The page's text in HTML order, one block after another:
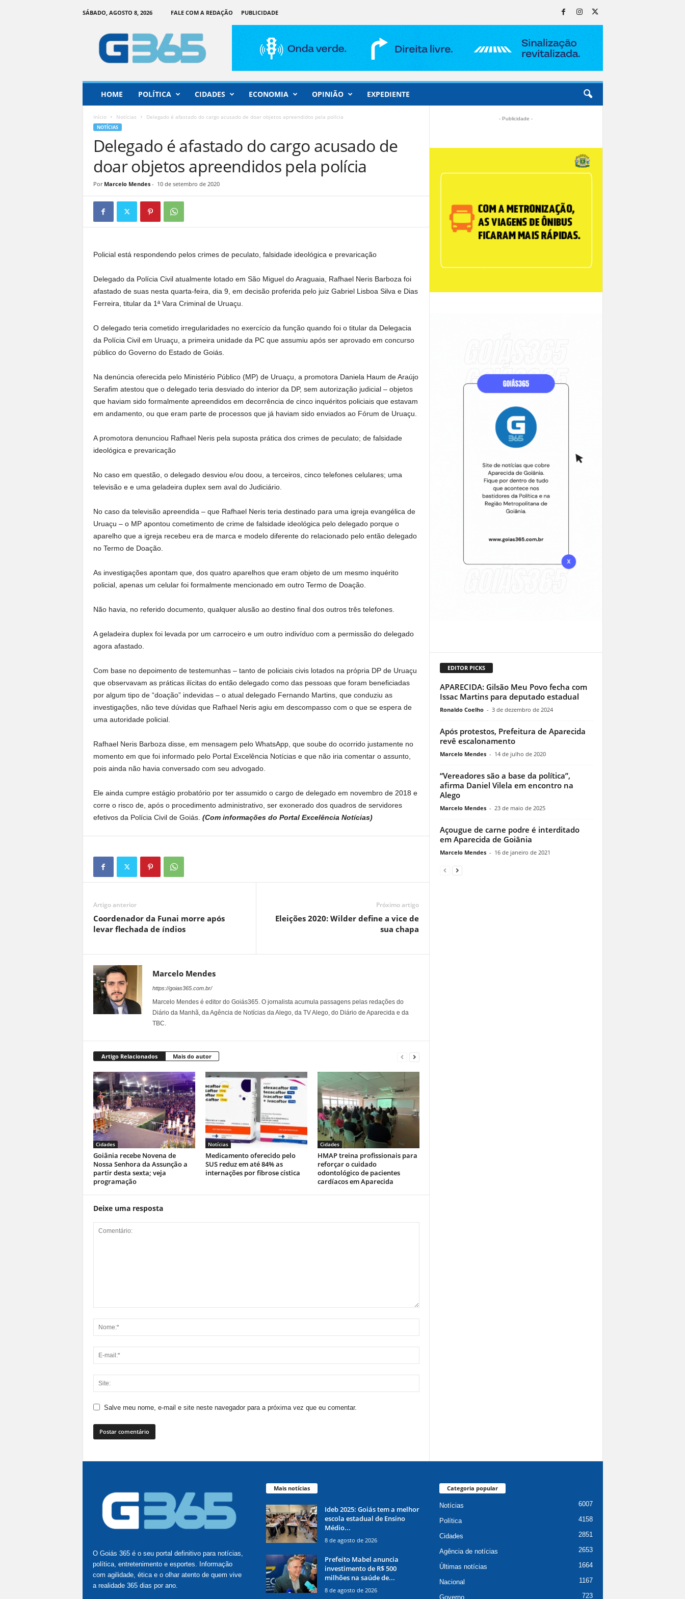
SÁBADO, AGOSTO 8, 2026 FALE COM A REDAÇÃO
PUBLICIDADE
ç
o
HOME POLÍTICA CIDADES ECONOMIA OPINIÃO EXPEDIENTE
Início Notícias Delegado é afastado do cargo acusado de doar objetos apreendidos pela polícia
NOTÍCIAS
Delegado é afastado do cargo acusado de
doar objetos apreendidos pela polícia
Por Marcelo Mendes- 10 de setembro de 2020
Policial está respondendo pelos crimes de peculato, falsidade ideológica e prevaricação
Delegado da Polícia Civil atualmente lotado em São Miguel do Araguaia, Rafhael Neris Barboza foi
afastado de suas nesta quarta-feira, dia 9, em decisão proferida pelo juiz Gabriel Lisboa Silva e Dias
Ferreira, titular da 1ª Vara Criminal de Uruaçu.
O delegado teria cometido irregularidades no exercício da função quando foi o titular da Delegacia
da Polícia Civil em Uruaçu, a primeira unidade da PC que assumiu após ser aprovado em concurso
público do Governo do Estado de Goiás.
Na denúncia oferecida pelo Ministério Público (MP) de Uruaçu, a promotora Daniela Haum de Araújo
Serafim atestou que o delegado teria desviado do interior da DP, sem autorização judicial – objetos
que haviam sido formalmente apreendidos em decorrência de cinco inquéritos policiais que estavam
em andamento, ou que eram parte de processos que já haviam sido enviados ao Fórum de Uruaçu.
A promotora denunciou Rafhael Neris pela suposta prática dos crimes de peculato; de falsidade
ideológica e prevaricação
No caso em questão, o delegado desviou e/ou doou, a terceiros, cinco telefones celulares; uma
televisão e e uma geladeira duplex sem aval do Judiciário.
No caso da televisão apreendida – que Rafhael Neris teria destinado para uma igreja evangélica de
Uruaçu – o MP apontou cometimento de crime de falsidade ideológica pelo delegado porque o
aparelho que a igreja recebeu era de marca e modelo diferente do relacionado pelo então delegado
no Termo de Doação.
As investigações apontam que, dos quatro aparelhos que eram objeto de um mesmo inquérito
policial, apenas um celular foi formalmente mencionado em outro Termo de Doação.
Não havia, no referido documento, qualquer alusão ao destino final dos outros três telefones.
A geladeira duplex foi levada por um carroceiro e um outro indivíduo com a permissão do delegado
agora afastado.
Com base no depoimento de testemunhas – tanto de policiais civis lotados na própria DP de Uruaçu
que observavam as práticas ilícitas do então delegado como das pessoas que foram beneficiadas
por algum tipo de “doação” indevidas – o atual delegado Fernando Martins, que conduziu as
investigações, não teve dúvidas que Rafhael Neris agiu em descompasso com o que se espera de
uma autoridade policial.
Rafhael Neris Barboza disse, em mensagem pelo WhatsApp, que soube do ocorrido justamente no
momento em que foi informado pelo Portal Excelência Notícias e que não iria comentar o assunto,
pois ainda não havia conversado com seu advogado.
Ele ainda cumpre estágio probatório por ter assumido o cargo de delegado em novembro de 2018 e
corre o risco de, após o procedimento administrativo, ser exonerado dos quadros de servidores
efetivos da Polícia Civil de Goiás. (Com informações do Portal Excelência Notícias)
Artigo anterior
Coordenador da Funai morre após
levar flechada de índios
Próximo artigo
Eleições 2020: Wilder define a vice de
sua chapa
Marcelo Mendes
https://goias365.com.br/
Marcelo Mendes é editor do Goiás365. O jornalista acumula passagens pelas redações do
Diário da Manhã, da Agência de Notícias da Alego, da TV Alego, do Diário de Aparecida e da
TBC.
Artigo Relacionados Mais do autor
Cidades
Goiânia recebe Novena de
Nossa Senhora da Assunção a
partir desta sexta; veja
programação
Notícias
Medicamento oferecido pelo
SUS reduz em até 84% as
internações por fibrose cística
Cidades
HMAP treina profissionais para
reforçar o cuidado
odontológico de pacientes
cardíacos em Aparecida
Deixe uma resposta
Salve meu nome, e-mail e site neste navegador para a próxima vez que eu comentar.
- Publicidade -
EDITOR PICKS
APARECIDA: Gilsão Meu Povo fecha com
Issac Martins para deputado estadual
Ronaldo Coelho - 3 de dezembro de 2024
Após protestos, Prefeitura de Aparecida
revê escalonamento
Marcelo Mendes - 14 de julho de 2020
“Vereadores são a base da política”,
afirma Daniel Vilela em encontro na
Alego
Marcelo Mendes - 23 de maio de 2025
Açougue de carne podre é interditado
em Aparecida de Goiânia
Marcelo Mendes - 16 de janeiro de 2021
O Goiás 365 é o seu portal definitivo para notícias,
política, entretenimento e esportes. Informação
com agilidade, ética e o olhar atento de quem vive
a realidade 365 dias por ano.
Mais notícias
Ideb 2025: Goiás tem a melhor
escola estadual de Ensino
Médio...
8 de agosto de 2026
Prefeito Mabel anuncia
investimento de R$ 500
milhões na saúde de...
8 de agosto de 2026
Categoria popular
Notícias 6007
Política 4158
Cidades 2851
Agência de notícias 2653
Últimas notícias 1664
Nacional 1167
Governo 723